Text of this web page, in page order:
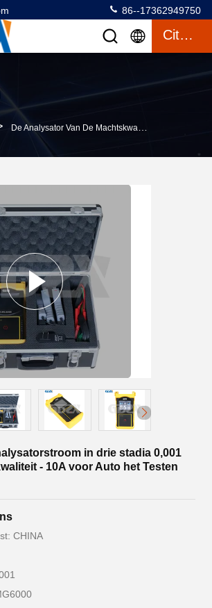
86--17362949750
Citaat
De Analysator Van De Machtskwaliteit
in drie stadia 0,001
- 10A voor Auto het Testen
CHINA